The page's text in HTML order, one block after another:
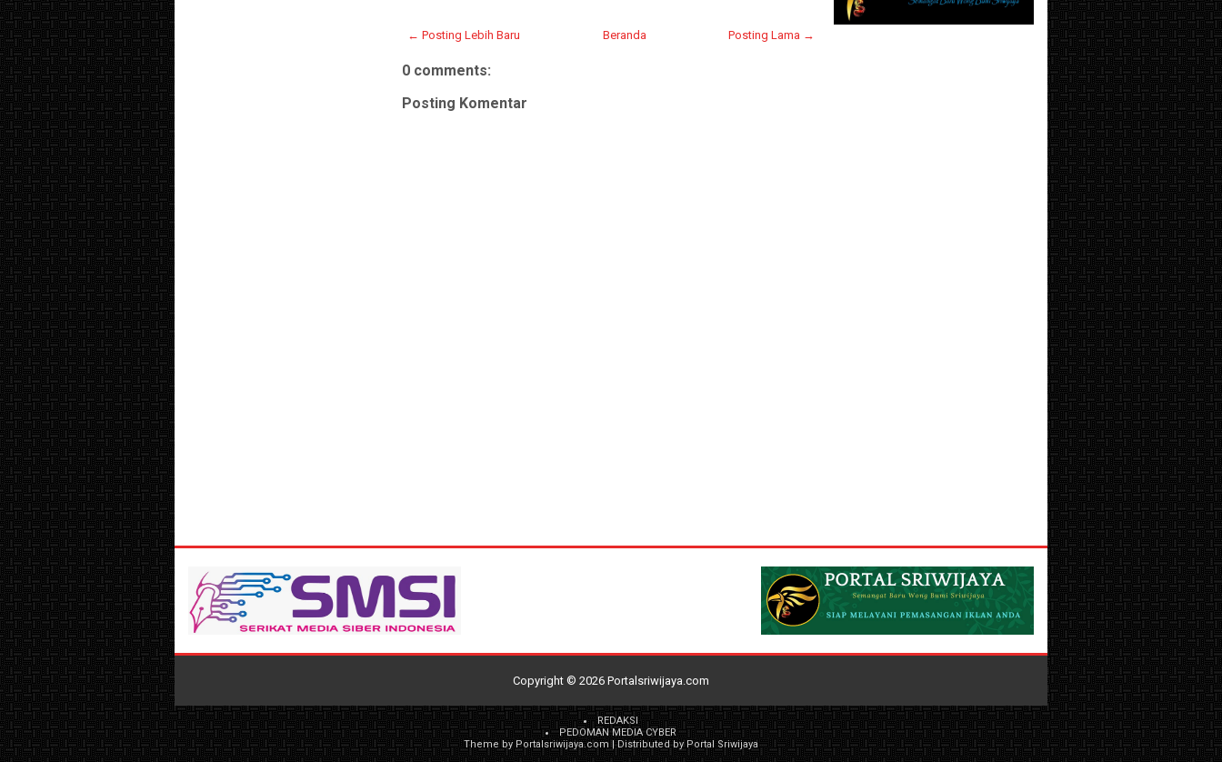
← Posting Lebih Baru Posting Lama →
Beranda
0 comments:
Posting Komentar
Copyright © 2026 Portalsriwijaya.com
REDAKSI
PEDOMAN MEDIA CYBER
Theme by Portalsriwijaya.com | Distributed by Portal Sriwijaya